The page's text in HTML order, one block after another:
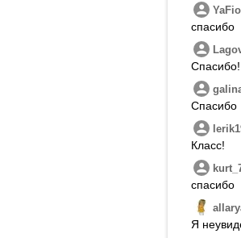
спасибо
Спасибо!
Спасибо
Класс!
спасибо
Я